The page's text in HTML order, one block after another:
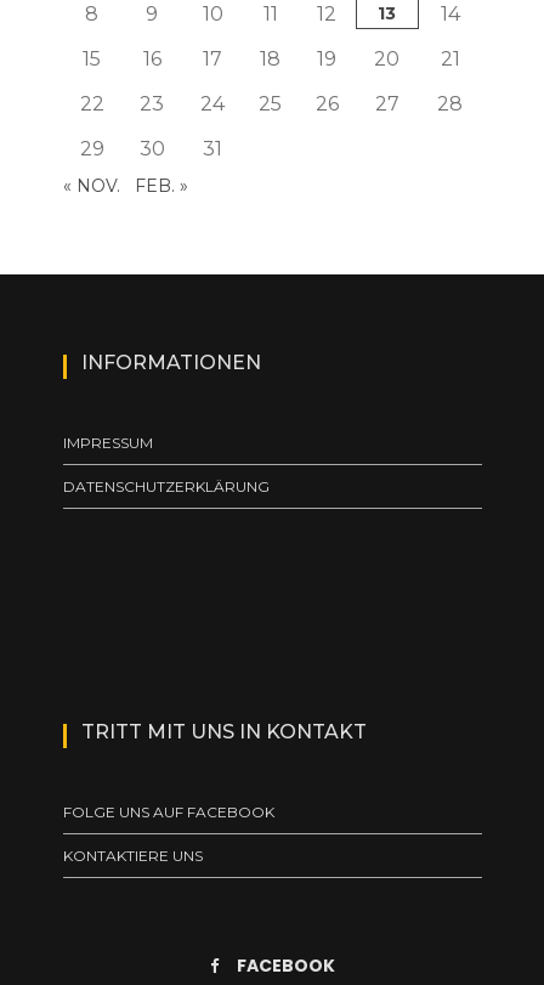
8
9 10 11 12 13
14
15
16 17 18 19 20
21
22
23 24 25 26 27
28
29
30 31
« NOV. FEB. »
INFORMATIONEN
IMPRESSUM
DATENSCHUTZERKLÄRUNG
TRITT MIT UNS IN KONTAKT
FOLGE UNS AUF FACEBOOK
KONTAKTIERE UNS
FACEBOOK